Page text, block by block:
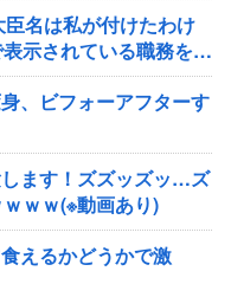
名は私が付けたわけ
示されている職務を放
、ビフォーアフターす
ます！ズズッズッ…ズ
ｗｗ(※動画あり)
えるかどうかで激